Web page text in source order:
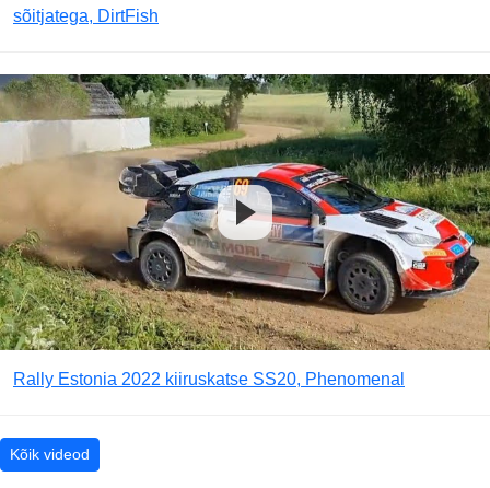
sõitjatega, DirtFish
Rally Estonia 2022 kiiruskatse SS20, Phenomenal
Kõik videod